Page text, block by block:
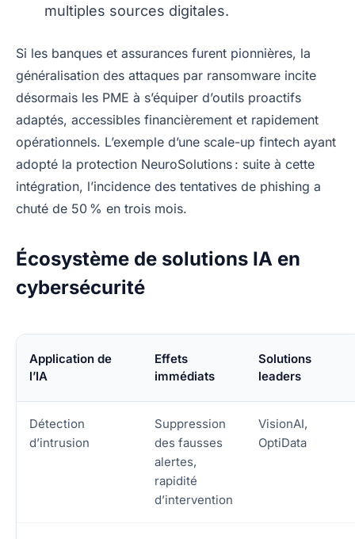
multiples sources digitales.
Si les banques et assurances furent pionnières, la
généralisation des attaques par ransomware incite
désormais les PME à s’équiper d’outils proactifs
adaptés, accessibles financièrement et rapidement
opérationnels. L’exemple d’une scale-up fintech ayant
adopté la protection NeuroSolutions : suite à cette
intégration, l’incidence des tentatives de phishing a
chuté de 50 % en trois mois.
Écosystème de solutions IA en
cybersécurité
Application de
l’IA
Effets
immédiats
Solutions
leaders
Détection
d’intrusion
Suppression
des fausses
alertes,
rapidité
d’intervention
VisionAI,
OptiData